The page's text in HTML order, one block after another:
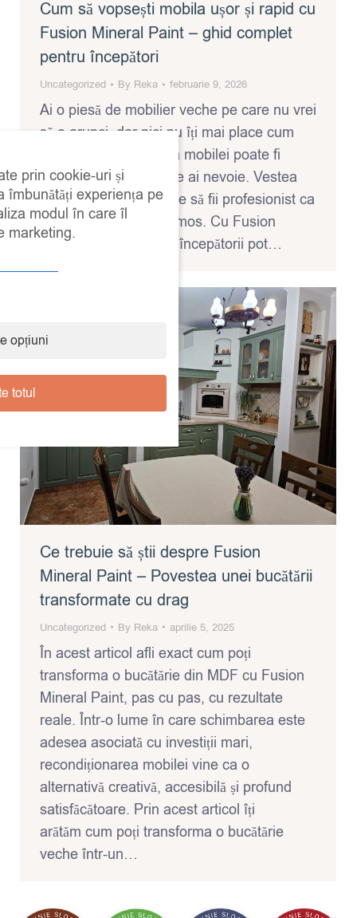
Cum să vopsești mobila ușor și rapid cu
Fusion Mineral Paint – ghid complet
pentru începători
Uncategorized By Reka februarie 9, 2026
Ai o piesă de mobilier veche pe care nu vrei
să o arunci, dar nici nu îți mai place cum
arată? Atunci vopsirea mobilei poate fi
exact proiectul de care ai nevoie. Vestea
bună este că nu trebuie să fii profesionist ca
să obții un rezultat frumos. Cu Fusion
Mineral Paint, chiar și începătorii pot…
Ce trebuie să știi despre Fusion
Mineral Paint – Povestea unei bucătării
transformate cu drag
Uncategorized By Reka aprilie 5, 2025
În acest articol afli exact cum poți
transforma o bucătărie din MDF cu Fusion
Mineral Paint, pas cu pas, cu rezultate
reale. Într-o lume în care schimbarea este
adesea asociată cu investiții mari,
recondiționarea mobilei vine ca o
alternativă creativă, accesibilă și profund
satisfăcătoare. Prin acest articol îți
arătăm cum poți transforma o bucătărie
veche într-un…
prin cookie-uri și
îmbunătăți experiența pe
modul în care îl
marketing.
opțiuni
totul